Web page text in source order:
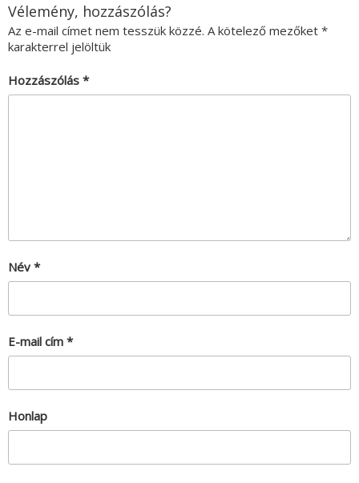
Vélemény, hozzászólás?
Az e-mail címet nem tesszük közzé. A kötelező mezőket *
karakterrel jelöltük
Hozzászólás *
Név *
E-mail cím *
Honlap